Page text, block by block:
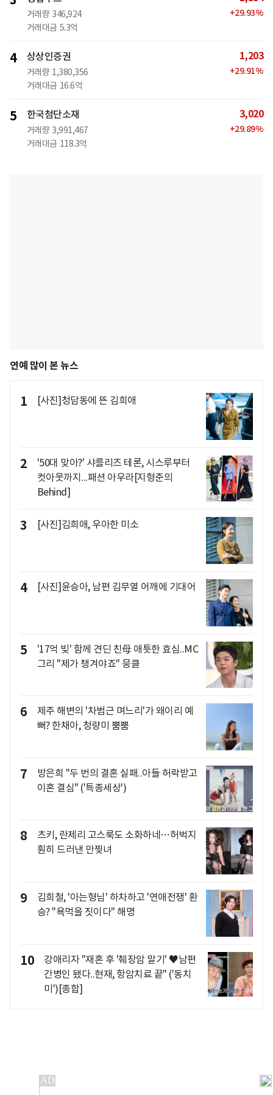
거래량 346,924
거래대금 5.3억
+29.93%
4 상상인증권
거래량 1,380,356
거래대금 16.6억
1,203
+29.91%
5 한국첨단소재
거래량 3,991,467
거래대금 118.3억
3,020
+29.89%
연예 많이 본 뉴스
1 [사진]청담동에 뜬 김희애
2
'50대 맞아?' 샤를리즈 테론, 시스루부터
컷아웃까지...패션 아우라[지형준의
Behind]
3 [사진]김희애, 우아한 미소
4 [사진]윤승아, 남편 김무열 어깨에 기대어
5
'17억 빚' 함께 견딘 친母 애틋한 효심..MC
그리 "제가 챙겨야죠" 뭉클
6
제주 해변의 '차범근 며느리'가 왜이리 예
뻐? 한채아, 청량미 뿜뿜
7
방은희 "두 번의 결혼 실패..아들 허락받고
이혼 결심" ('특종세상')
8
츠키, 란제리 고스룩도 소화하네…허벅지
훤히 드러낸 만찢녀
9
김희철, '아는형님' 하차하고 '연애전쟁' 환
승? "욕먹을 짓이다" 해명
10
강애리자 "재혼 후 '췌장암 말기' ♥남편
간병인 됐다..현재, 항암치료 끝" ('동치
미')[종합]